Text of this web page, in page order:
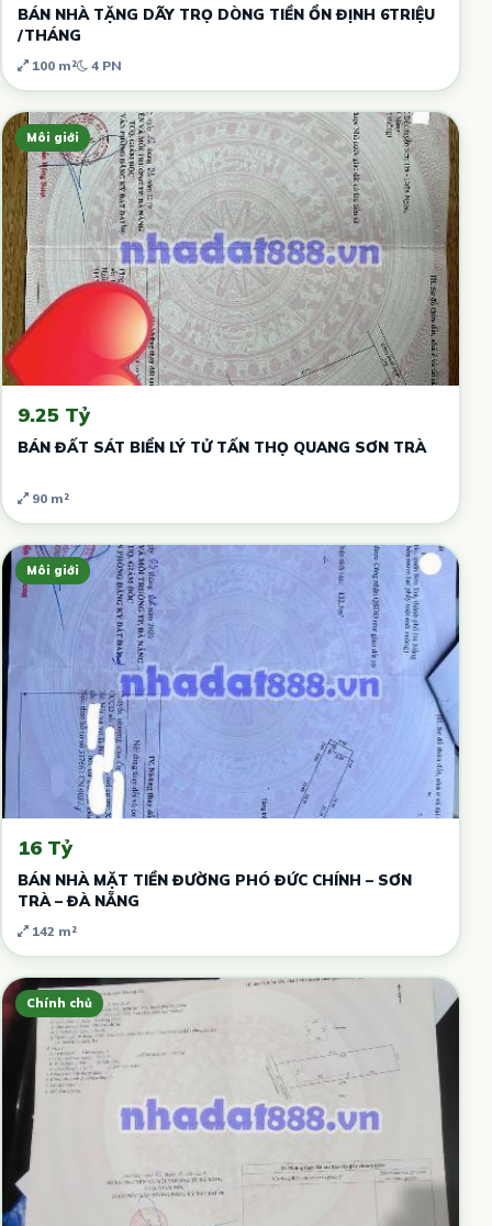
BÁN NHÀ TẶNG DÃY TRỌ DÒNG TIỀN ỔN ĐỊNH 6TRIỆU
/THÁNG
100 m² 4 PN
Môi giới
9.25 Tỷ
BÁN ĐẤT SÁT BIỂN LÝ TỬ TẤN THỌ QUANG SƠN TRÀ
90 m²
Môi giới
16 Tỷ
BÁN NHÀ MẶT TIỀN ĐƯỜNG PHÓ ĐỨC CHÍNH – SƠN
TRÀ – ĐÀ NẴNG
142 m²
Chính chủ